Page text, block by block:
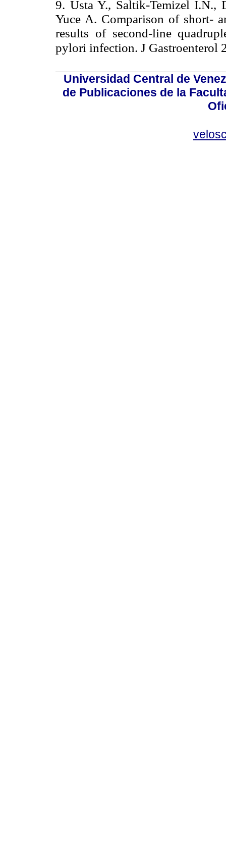
9. Usta Y., Saltik-Temizel I.N.,
Yuce A. Comparison of short-
results of second-line
pylori infection. J Gastroenterol
Universidad Central de
de Publicaciones de la